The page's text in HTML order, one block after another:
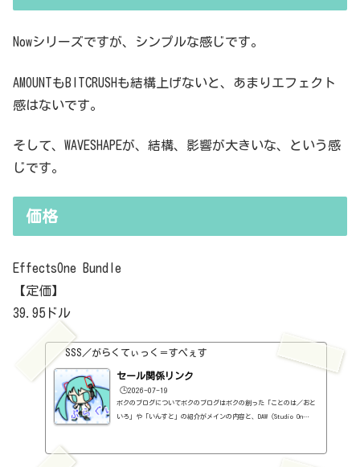
Nowシリーズですが、シンプルな感じです。
AMOUNTもBITCRUSHも結構上げないと、あまりエフェクト
感はないです。
そして、WAVESHAPEが、結構、影響が大きいな、という感
じです。
価格
EffectsOne Bundle
【定価】
39.95ドル
SSS／がらくてぃっく＝すぺぇす
セール関係リンク
🕒️2026-07-19
ボクのブログについてボクのブログはボクの創った「ことのは／おと
いろ」や「いんすと」の紹介がメインの内容と、DAW（Studio On